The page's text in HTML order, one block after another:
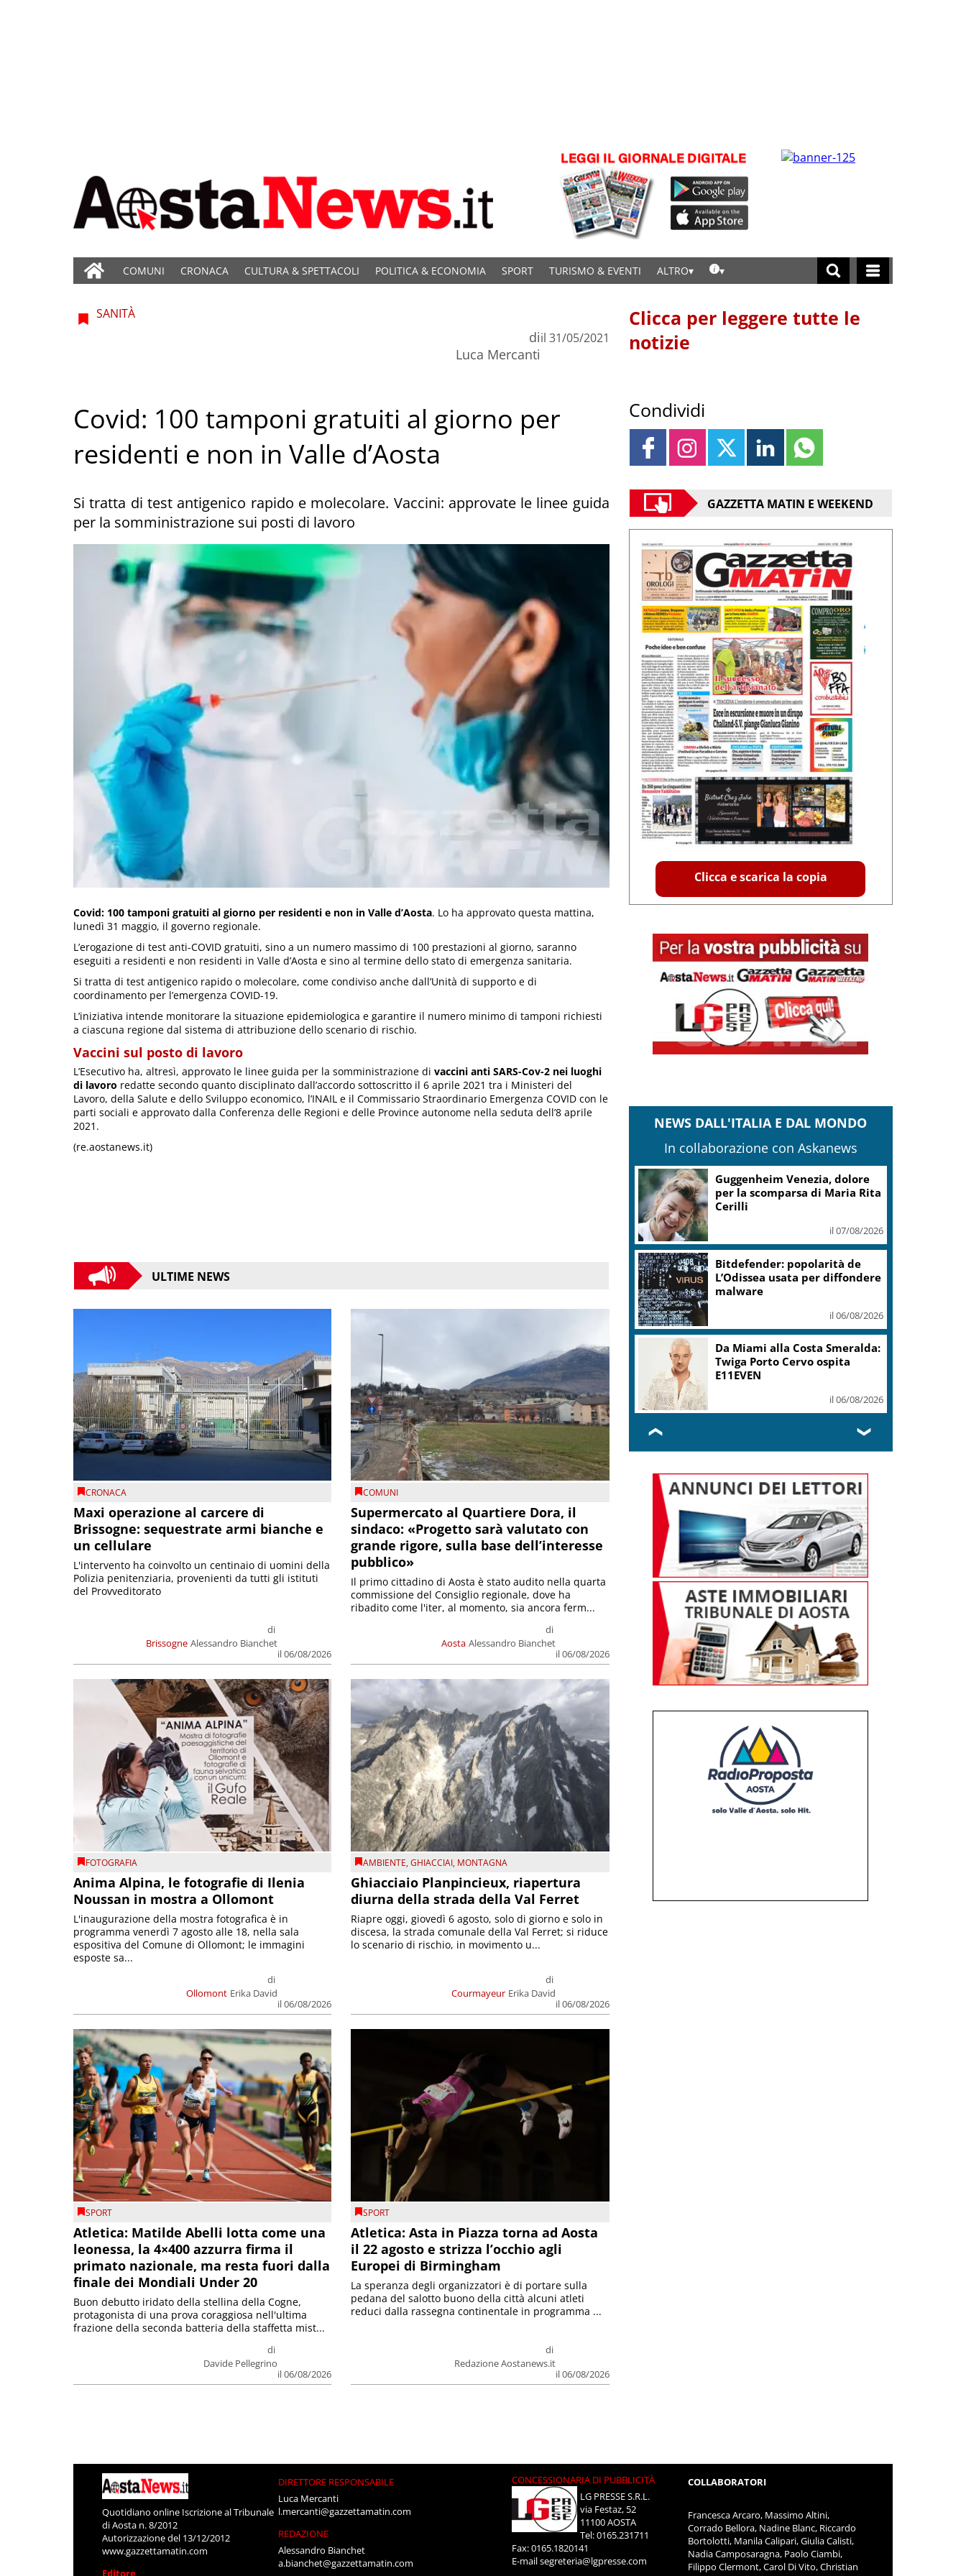
COMUNI CRONACA CULTURA & SPETTACOLI POLITICA & ECONOMIA SPORT TURISMO & EVENTI ALTRO
SANITÀ
di
Luca Mercanti
il 31/05/2021
Covid: 100 tamponi gratuiti al giorno per
residenti e non in Valle d’Aosta
Si tratta di test antigenico rapido e molecolare. Vaccini: approvate le linee guida
per la somministrazione sui posti di lavoro
Covid: 100 tamponi gratuiti al giorno per residenti e non in Valle d’Aosta. Lo ha approvato questa mattina,
lunedì 31 maggio, il governo regionale.
L’erogazione di test anti-COVID gratuiti, sino a un numero massimo di 100 prestazioni al giorno, saranno
eseguiti a residenti e non residenti in Valle d’Aosta e sino al termine dello stato di emergenza sanitaria.
Si tratta di test antigenico rapido o molecolare, come condiviso anche dall’Unità di supporto e di
coordinamento per l’emergenza COVID-19.
L’iniziativa intende monitorare la situazione epidemiologica e garantire il numero minimo di tamponi richiesti
a ciascuna regione dal sistema di attribuzione dello scenario di rischio.
Vaccini sul posto di lavoro
L’Esecutivo ha, altresì, approvato le linee guida per la somministrazione di vaccini anti SARS-Cov-2 nei luoghi
di lavoro redatte secondo quanto disciplinato dall’accordo sottoscritto il 6 aprile 2021 tra i Ministeri del
Lavoro, della Salute e dello Sviluppo economico, l’INAIL e il Commissario Straordinario Emergenza COVID con le
parti sociali e approvato dalla Conferenza delle Regioni e delle Province autonome nella seduta dell’8 aprile
2021.
(re.aostanews.it)
ULTIME NEWS
CRONACA
Maxi operazione al carcere di
Brissogne: sequestrate armi bianche e
un cellulare
Brissogne
di
Alessandro Bianchet
il 06/08/2026
L'intervento ha coinvolto un centinaio di uomini della
Polizia penitenziaria, provenienti da tutti gli istituti
del Provveditorato
COMUNI
Supermercato al Quartiere Dora, il
sindaco: «Progetto sarà valutato con
grande rigore, sulla base dell’interesse
pubblico»
Aosta
di
Alessandro Bianchet
il 06/08/2026
Il primo cittadino di Aosta è stato audito nella quarta
commissione del Consiglio regionale, dove ha
ribadito come l'iter, al momento, sia ancora ferm...
FOTOGRAFIA
Anima Alpina, le fotografie di Ilenia
Noussan in mostra a Ollomont
Ollomont
di
Erika David
il 06/08/2026
L'inaugurazione della mostra fotografica è in
programma venerdì 7 agosto alle 18, nella sala
espositiva del Comune di Ollomont; le immagini
esposte sa...
AMBIENTE,GHIACCIAI, MONTAGNA
Ghiacciaio Planpincieux, riapertura
diurna della strada della Val Ferret
Courmayeur
di
Erika David
il 06/08/2026
Riapre oggi, giovedì 6 agosto, solo di giorno e solo in
discesa, la strada comunale della Val Ferret; si riduce
lo scenario di rischio, in movimento u...
SPORT
Atletica: Matilde Abelli lotta come una
leonessa, la 4×400 azzurra firma il
primato nazionale, ma resta fuori dalla
finale dei Mondiali Under 20
di
Davide Pellegrino
il 06/08/2026
Buon debutto iridato della stellina della Cogne,
protagonista di una prova coraggiosa nell'ultima
frazione della seconda batteria della staffetta mist...
SPORT
Atletica: Asta in Piazza torna ad Aosta
il 22 agosto e strizza l’occhio agli
Europei di Birmingham
di
Redazione Aostanews.it
il 06/08/2026
La speranza degli organizzatori è di portare sulla
pedana del salotto buono della città alcuni atleti
reduci dalla rassegna continentale in programma ...
Clicca per leggere tutte le
notizie
Condividi
GAZZETTA MATIN E WEEKEND
Clicca e scarica la copia
NEWS DALL'ITALIA E DAL MONDO
In collaborazione con Askanews
Guggenheim Venezia, dolore
per la scomparsa di Maria Rita
Cerilli
il 07/08/2026
Bitdefender: popolarità de
L’Odissea usata per diffondere
malware
il 06/08/2026
Da Miami alla Costa Smeralda:
Twiga Porto Cervo ospita
E11EVEN
il 06/08/2026
❮ ❯
Quotidiano online Iscrizione al Tribunale
di Aosta n. 8/2012
Autorizzazione del 13/12/2012
www.gazzettamatin.com
Editore
DIRETTORE RESPONSABILE
Luca Mercanti
l.mercanti@gazzettamatin.com
REDAZIONE
Alessandro Bianchet
a.bianchet@gazzettamatin.com
CONCESSIONARIA DI PUBBLICITÀ
LG PRESSE S.R.L.
via Festaz, 52
11100 AOSTA
Tel: 0165.231711
Fax: 0165.1820141
E-mailsegreteria@lgpresse.com
COLLABORATORI
Francesca Arcaro, Massimo Altini,
Corrado Bellora, Nadine Blanc, Riccardo
Bortolotti, Manila Calipari, Giulia Calisti,
Nadia Camposaragna, Paolo Ciambi,
Filippo Clermont, Carol Di Vito, Christian